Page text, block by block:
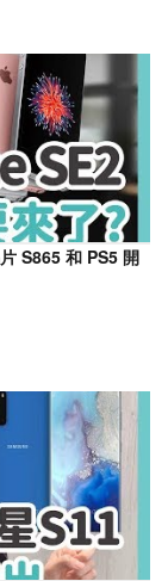
S865 和 PS5 開